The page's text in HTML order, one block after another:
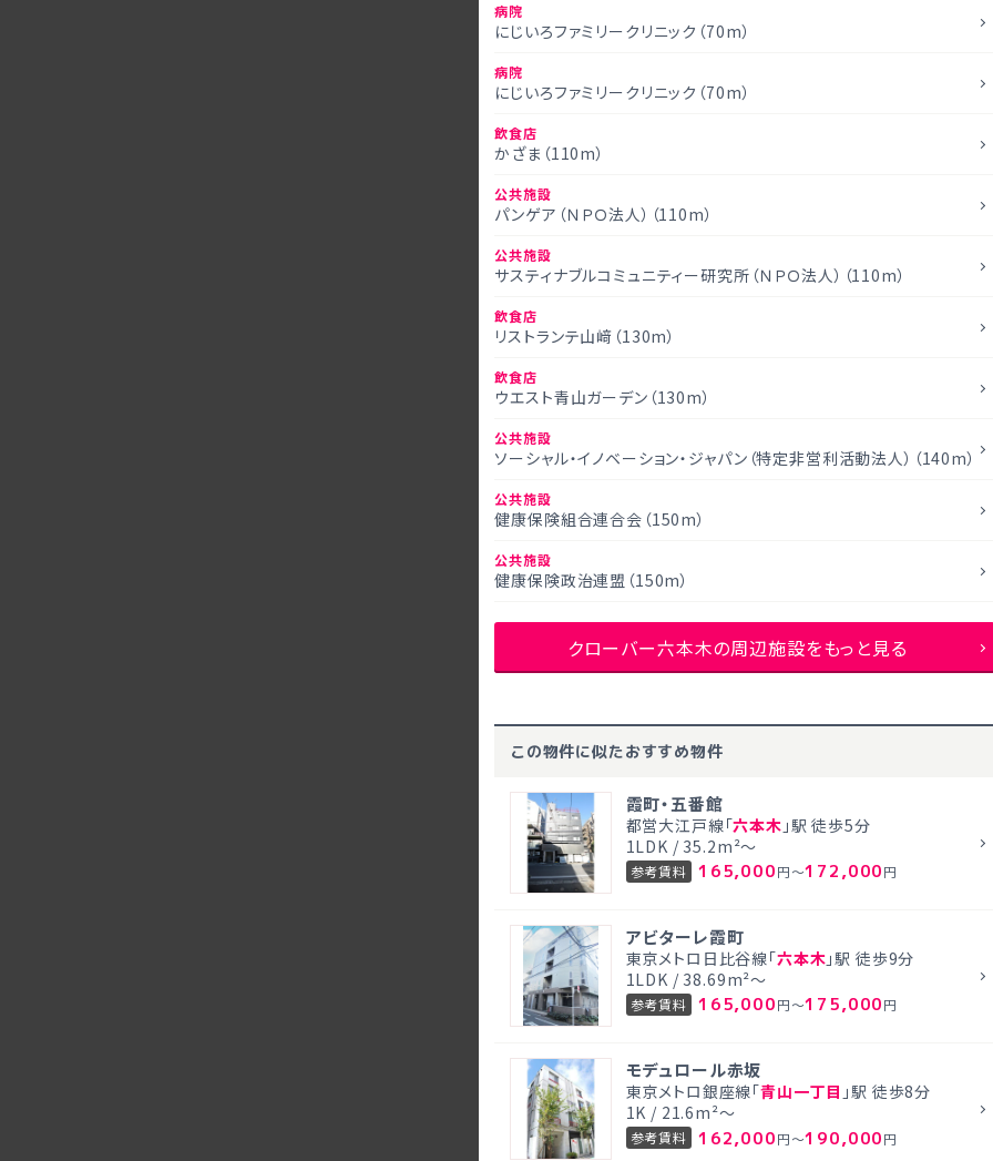
病院
にじいろファミリークリニック（70m）
病院
にじいろファミリークリニック（70m）
飲食店
かざま（110m）
公共施設
パンゲア（ＮＰＯ法人）（110m）
公共施設
サスティナブルコミュニティー研究所（ＮＰＯ法人）（110m）
飲食店
リストランテ山﨑（130m）
飲食店
ウエスト青山ガーデン（130m）
公共施設
ソーシャル・イノベーション・ジャパン（特定非営利活動法人）（140m）
公共施設
健康保険組合連合会（150m）
公共施設
健康保険政治連盟（150m）
クローバー六本木の周辺施設をもっと見る
この物件に似たおすすめ物件
霞町・五番館
都営大江戸線「六本木 」駅 徒歩5分
1LDK / 35.2m²～
参考賃料 165,000円～172,000円
アビターレ霞町
東京メトロ日比谷線「六本木 」駅 徒歩9分
1LDK / 38.69m²～
参考賃料 165,000円～175,000円
モデュロール赤坂
東京メトロ銀座線「青山一丁目 」駅 徒歩8分
1K / 21.6m²～
参考賃料 162,000円～190,000円